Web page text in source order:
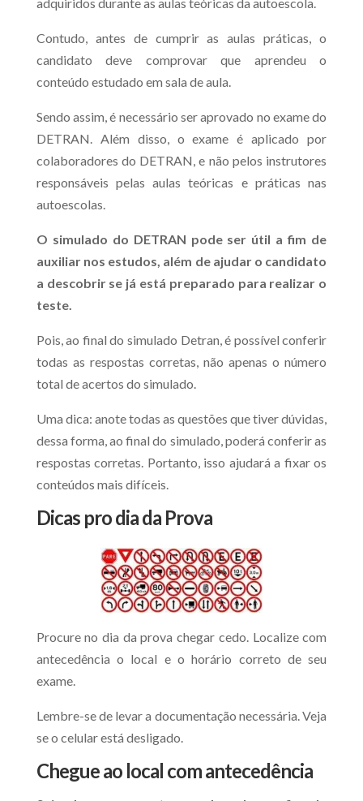
Contudo, antes de cumprir as aulas práticas, o
candidato deve comprovar que aprendeu o
conteúdo estudado em sala de aula.
Sendo assim, é necessário ser aprovado no exame do
DETRAN. Além disso, o exame é aplicado por
colaboradores do DETRAN, e não pelos instrutores
responsáveis pelas aulas teóricas e práticas nas
autoescolas.
O simulado do DETRAN pode ser útil a fim de
auxiliar nos estudos, além de ajudar o candidato
a descobrir se já está preparado para realizar o
teste.
Pois, ao final do simulado Detran, é possível conferir
todas as respostas corretas, não apenas o número
total de acertos do simulado.
Uma dica: anote todas as questões que tiver dúvidas,
dessa forma, ao final do simulado, poderá conferir as
respostas corretas. Portanto, isso ajudará a fixar os
conteúdos mais difíceis.
Dicas pro dia da Prova
Procure no dia da prova chegar cedo. Localize com
antecedência o local e o horário correto de seu
exame.
Lembre-se de levar a documentação necessária. Veja
se o celular está desligado.
Chegue ao local com antecedência